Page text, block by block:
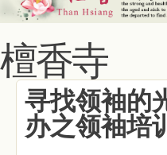
檀香寺
寻找领袖的
办之领袖培